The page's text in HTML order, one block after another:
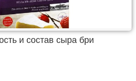
и состав сыра бри